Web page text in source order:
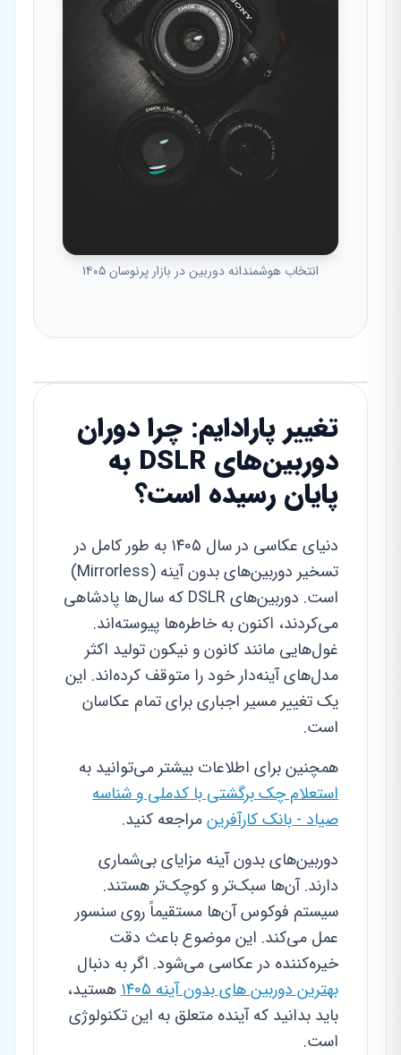
انتخاب هوشمندانه دوربین در بازار پرنوسان ۱۴۰۵
تغییر پارادایم: چرا دوران
دوربین‌های DSLR به
پایان رسیده است؟
دنیای عکاسی در سال ۱۴۰۵ به طور کامل در
تسخیر دوربین‌های بدون آینه (Mirrorless)
است. دوربین‌های DSLR که سال‌ها پادشاهی
می‌کردند، اکنون به خاطره‌ها پیوسته‌اند.
غول‌هایی مانند کانون و نیکون تولید اکثر
مدل‌های آینه‌دار خود را متوقف کرده‌اند. این
یک تغییر مسیر اجباری برای تمام عکاسان
است.
همچنین برای اطلاعات بیشتر می‌توانید به
استعلام چک برگشتی با کدملی و شناسه
صیاد - بانک کارآفرینمراجعه کنید.
دوربین‌های بدون آینه مزایای بی‌شماری
دارند. آن‌ها سبک‌تر و کوچک‌تر هستند.
سیستم فوکوس آن‌ها مستقیماً روی سنسور
عمل می‌کند. این موضوع باعث دقت
خیره‌کننده در عکاسی می‌شود. اگر به دنبال
بهترین دوربین های بدون آینه ۱۴۰۵
هستید،
باید بدانید که آینده متعلق به این تکنولوژی
است.